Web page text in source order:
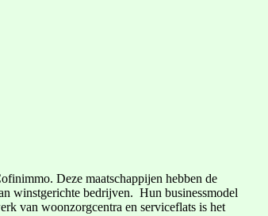
Deze maatschappijen hebben de
winstgerichte bedrijven. Hun businessmodel
van woonzorgcentra en serviceflats is het